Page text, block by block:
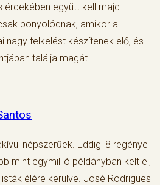
érdekében együtt kell majd
bonyolódnak, amikor a
nagy felkelést készítenek elő, és
találja magát.
népszerűek. Eddigi 8 regénye
mint egymillió példányban kelt el,
élére kerülve. José Rodrigues